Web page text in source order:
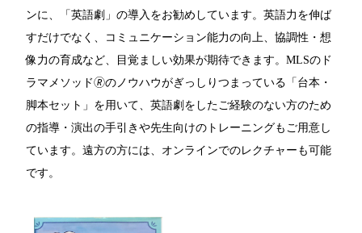
ンに、「英語劇」の導入をお勧めしています。英語力を伸ば
すだけでなく、コミュニケーション能力の向上、協調性・想
像力の育成など、目覚ましい効果が期待できます。MLSのド
ラマメソッド🄬のノウハウがぎっしりつまっている「台本・
脚本セット」を用いて、英語劇をしたご経験のない方のため
の指導・演出の手引きや先生向けのトレーニングもご用意し
ています。遠方の方には、オンラインでのレクチャーも可能
です。